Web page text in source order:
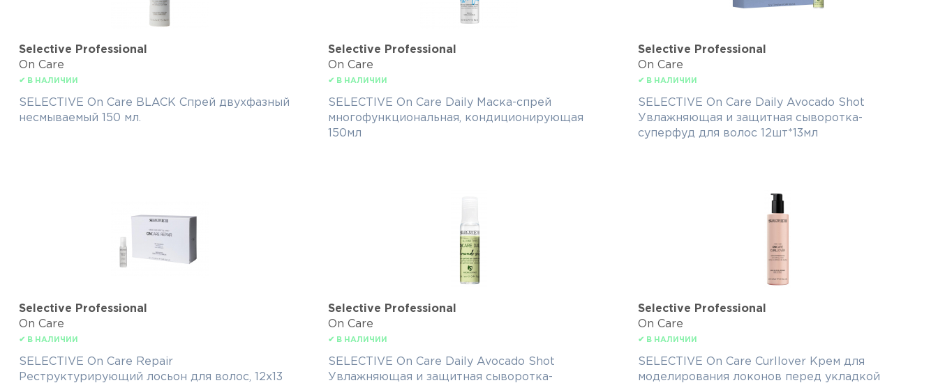
Selective Professional
On Care
✔ В НАЛИЧИИ
SELECTIVE On Care BLACK Спрей двухфазный
несмываемый 150 мл.
Selective Professional
On Care
✔ В НАЛИЧИИ
SELECTIVE On Care Daily Маска-спрей
многофункциональная, кондиционирующая
150мл
Selective Professional
On Care
✔ В НАЛИЧИИ
SELECTIVE On Care Daily Avocado Shot
Увлажняющая и защитная сыворотка-
суперфуд для волос 12шт*13мл
Selective Professional
On Care
✔ В НАЛИЧИИ
SELECTIVE On Care Repair
Реструктурирующий лосьон для волос, 12x13
Selective Professional
On Care
✔ В НАЛИЧИИ
SELECTIVE On Care Daily Avocado Shot
Увлажняющая и защитная сыворотка-
Selective Professional
On Care
✔ В НАЛИЧИИ
SELECTIVE On Care Curllover Крем для
моделирования локонов перед укладкой